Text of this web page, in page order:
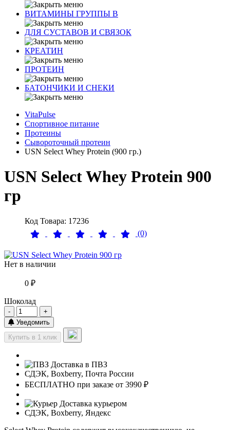
ВИТАМИНЫ ГРУППЫ В
ДЛЯ СУСТАВОВ И СВЯЗОК
КРЕАТИН
ПРОТЕИН
БАТОНЧИКИ И СНЕКИ
VitaPulse
Спортивное питание
Протеины
Сывороточный протеин
USN Select Whey Protein (900 гр.)
USN Select Whey Protein 900
гр
Код Товара: 17236
(0)
Нет в наличии
0 ₽
Шоколад
-
+
Уведомить
Купить в 1 клик
Доставка в ПВЗ
СДЭК, Boxberry, Почта России
БЕСПЛАТНО при заказе от 3990 ₽
Доставка курьером
СДЭК, Boxberry, Яндекс